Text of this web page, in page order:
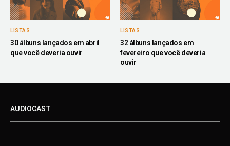
LISTAS
30 álbuns lançados em abril
que você deveria ouvir
LISTAS
32 álbuns lançados em
fevereiro que você deveria
ouvir
AUDIOCAST